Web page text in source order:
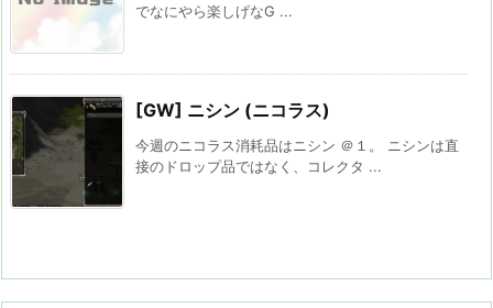
でなにやら楽しげなG ...
[GW] ニシン (ニコラス)
今週のニコラス消耗品はニシン ＠１。 ニシンは直
接のドロップ品ではなく、コレクタ ...